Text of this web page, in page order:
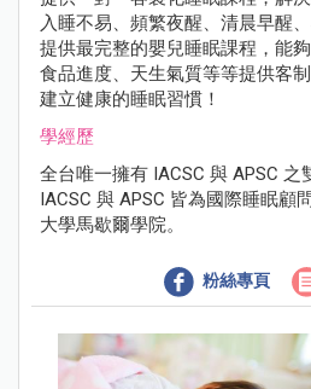
入睡不易、頻繁夜醒、清晨早醒
提供最完整的嬰兒睡眠課程，能
食品進度、天生氣質等等提供客
建立健康的睡眠習慣！
學經歷
全台唯一擁有 IACSC 與 APSC 之
IACSC 與 APSC 皆為國際睡眠顧
大學馬歇爾學院。
粉絲專頁